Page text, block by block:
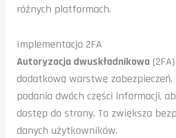
różnych platformach.
Implementacja 2FA
Autoryzacja dwuskładnikowa
dodatkową warstwę zabezpieczeń.
podania dwóch części informacji,
dostęp do strony. To zwiększa
danych użytkowników.